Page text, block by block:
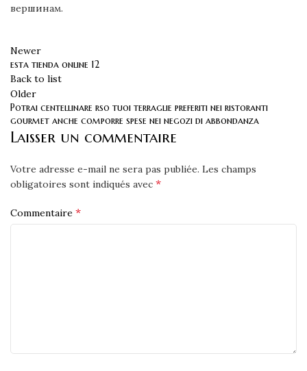
вершинам.
Newer
esta tienda online 12
Back to list
Older
Potrai centellinare rso tuoi terraglie preferiti nei ristoranti
gourmet anche comporre spese nei negozi di abbondanza
Laisser un commentaire
Votre adresse e-mail ne sera pas publiée. Les champs
obligatoires sont indiqués avec *
Commentaire *